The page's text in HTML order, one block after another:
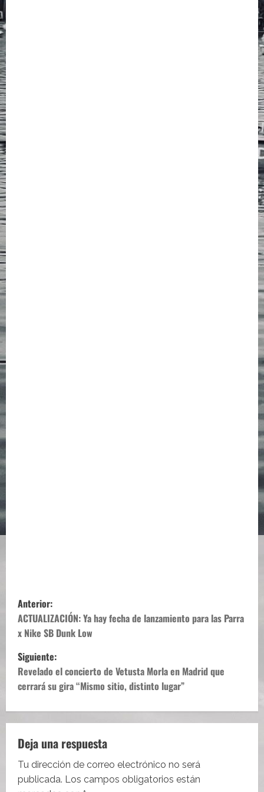
N
a
v
e
g
a
c
i
Anterior:
ACTUALIZACIÓN: Ya hay fecha de lanzamiento para las Parra
x Nike SB Dunk Low
Siguiente:
Revelado el concierto de Vetusta Morla en Madrid que
cerrará su gira “Mismo sitio, distinto lugar”
Deja una respuesta
Tu dirección de correo electrónico no será
publicada. Los campos obligatorios están